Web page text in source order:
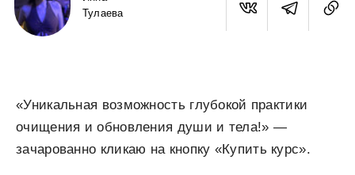
Тулаева
«Уникальная возможность глубокой практики
очищения и обновления души и тела!» —
зачарованно кликаю на кнопку «Купить курс».